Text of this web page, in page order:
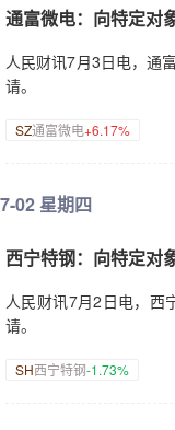
通富微电：向特定对
人民财讯7月3日电，通
请。
SZ通富微电+6.17%
02 星期四
西宁特钢：向特定对
人民财讯7月2日电，西
请。
SH西宁特钢-1.73%